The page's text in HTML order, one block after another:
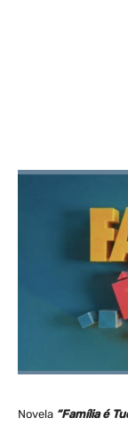
Novela “Família é